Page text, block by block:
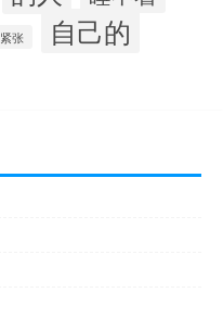
紧张 自己的